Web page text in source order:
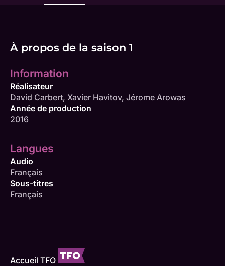
À propos de la saison 1
Information
Réalisateur
David Carbert, Xavier Havitov, Jérome Arowas
Année de production
2016
Langues
Audio
Français
Sous-titres
Français
Accueil TFO